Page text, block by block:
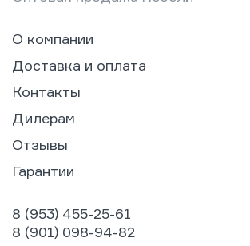
О компании
Доставка и оплата
Контакты
Дилерам
Отзывы
Гарантии
8 (953) 455-25-61
8 (901) 098-94-82